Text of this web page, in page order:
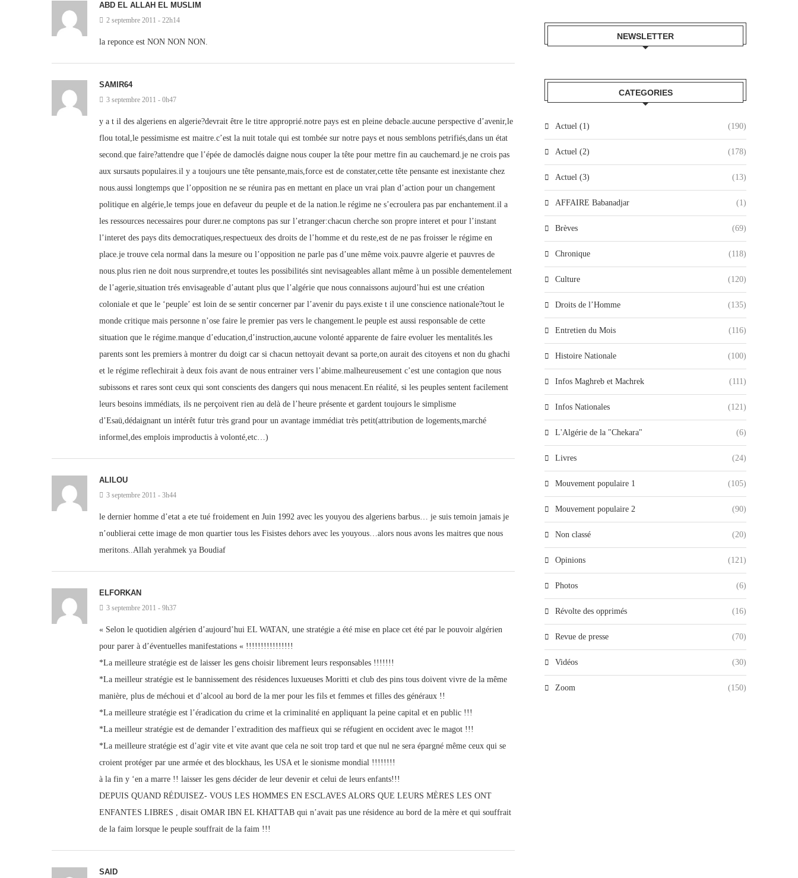
ABD EL ALLAH EL MUSLIM
2 septembre 2011 - 22h14
la reponce est NON NON NON.
SAMIR64
3 septembre 2011 - 0h47
y a t il des algeriens en algerie?devrait être le titre approprié.notre pays est en pleine debacle.aucune perspective d’avenir,le
flou total,le pessimisme est maitre.c’est la nuit totale qui est tombée sur notre pays et nous semblons petrifiés,dans un état
second.que faire?attendre que l’épée de damoclés daigne nous couper la tête pour mettre fin au cauchemard.je ne crois pas
aux sursauts populaires.il y a toujours une tête pensante,mais,force est de constater,cette tête pensante est inexistante chez
nous.aussi longtemps que l’opposition ne se réunira pas en mettant en place un vrai plan d’action pour un changement
politique en algérie,le temps joue en defaveur du peuple et de la nation.le régime ne s’ecroulera pas par enchantement.il a
les ressources necessaires pour durer.ne comptons pas sur l’etranger:chacun cherche son propre interet et pour l’instant
l’interet des pays dits democratiques,respectueux des droits de l’homme et du reste,est de ne pas froisser le régime en
place.je trouve cela normal dans la mesure ou l’opposition ne parle pas d’une même voix.pauvre algerie et pauvres de
nous.plus rien ne doit nous surprendre,et toutes les possibilités sint nevisageables allant même à un possible dementelement
de l’agerie,situation trés envisageable d’autant plus que l’algérie que nous connaissons aujourd’hui est une création
coloniale et que le ‘peuple’ est loin de se sentir concerner par l’avenir du pays.existe t il une conscience nationale?tout le
monde critique mais personne n’ose faire le premier pas vers le changement.le peuple est aussi responsable de cette
situation que le régime.manque d’education,d’instruction,aucune volonté apparente de faire evoluer les mentalités.les
parents sont les premiers à montrer du doigt car si chacun nettoyait devant sa porte,on aurait des citoyens et non du ghachi
et le régime reflechirait à deux fois avant de nous entrainer vers l’abime.malheureusement c’est une contagion que nous
subissons et rares sont ceux qui sont conscients des dangers qui nous menacent.En réalité, si les peuples sentent facilement
leurs besoins immédiats, ils ne perçoivent rien au delà de l’heure présente et gardent toujours le simplisme
d’Esaü,dédaignant un intérêt futur très grand pour un avantage immédiat très petit(attribution de logements,marché
informel,des emplois improductis à volonté,etc…)
ALILOU
3 septembre 2011 - 3h44
le dernier homme d’etat a ete tué froidement en Juin 1992 avec les youyou des algeriens barbus… je suis temoin jamais je
n’oublierai cette image de mon quartier tous les Fisistes dehors avec les youyous…alors nous avons les maitres que nous
meritons..Allah yerahmek ya Boudiaf
ELFORKAN
3 septembre 2011 - 9h37
« Selon le quotidien algérien d’aujourd’hui EL WATAN, une stratégie a été mise en place cet été par le pouvoir algérien
pour parer à d’éventuelles manifestations « !!!!!!!!!!!!!!!!
*La meilleure stratégie est de laisser les gens choisir librement leurs responsables !!!!!!!
*La meilleur stratégie est le bannissement des résidences luxueuses Moritti et club des pins tous doivent vivre de la même
manière, plus de méchoui et d’alcool au bord de la mer pour les fils et femmes et filles des généraux !!
*La meilleure stratégie est l’éradication du crime et la criminalité en appliquant la peine capital et en public !!!
*La meilleur stratégie est de demander l’extradition des maffieux qui se réfugient en occident avec le magot !!!
*La meilleure stratégie est d’agir vite et vite avant que cela ne soit trop tard et que nul ne sera épargné même ceux qui se
croient protéger par une armée et des blockhaus, les USA et le sionisme mondial !!!!!!!!
à la fin y ‘en a marre !! laisser les gens décider de leur devenir et celui de leurs enfants!!!
DEPUIS QUAND RÉDUISEZ- VOUS LES HOMMES EN ESCLAVES ALORS QUE LEURS MÈRES LES ONT
ENFANTES LIBRES , disait OMAR IBN EL KHATTAB qui n’avait pas une résidence au bord de la mère et qui souffrait
de la faim lorsque le peuple souffrait de la faim !!!
SAID
NEWSLETTER
CATEGORIES
Actuel (1) (190)
Actuel (2) (178)
Actuel (3) (13)
AFFAIRE Babanadjar (1)
Brèves (69)
Chronique (118)
Culture (120)
Droits de l’Homme (135)
Entretien du Mois (116)
Histoire Nationale (100)
Infos Maghreb et Machrek (111)
Infos Nationales (121)
L'Algérie de la "Chekara" (6)
Livres (24)
Mouvement populaire 1 (105)
Mouvement populaire 2 (90)
Non classé (20)
Opinions (121)
Photos (6)
Révolte des opprimés (16)
Revue de presse (70)
Vidéos (30)
Zoom (150)